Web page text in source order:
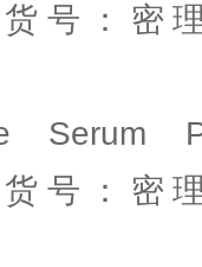
货号：密
Serum
货号：密